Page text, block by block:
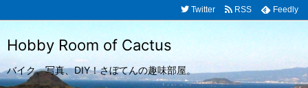
Hobby Room of Cactus
バイク、写真、DIY！さぼてんの趣味部屋。
Twitter RSS Feedly